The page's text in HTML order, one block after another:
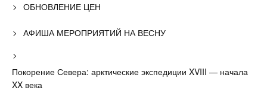
ОБНОВЛЕНИЕ ЦЕН
АФИША МЕРОПРИЯТИЙ НА ВЕСНУ
Покорение Севера: арктические экспедиции XVIII — начала
XX века